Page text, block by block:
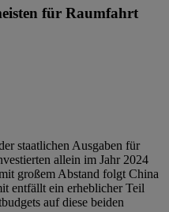
für Raumfahrt
staatlichen Ausgaben für
allein im Jahr 2024
großem Abstand folgt China
entfällt ein erheblicher Teil
auf diese beiden